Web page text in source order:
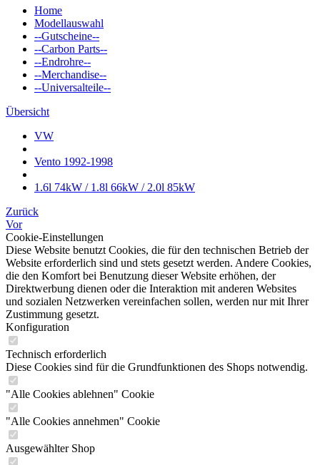
Home
Modellauswahl
--Gutscheine--
--Carbon Parts--
--Endrohre--
--Merchandise--
--Universalteile--
Übersicht
VW
Vento 1992-1998
1.6l 74kW / 1.8l 66kW / 2.0l 85kW
Zurück
Vor
Cookie-Einstellungen
Diese Website benutzt Cookies, die für den technischen Betrieb der
Website erforderlich sind und stets gesetzt werden. Andere Cookies,
die den Komfort bei Benutzung dieser Website erhöhen, der
Direktwerbung dienen oder die Interaktion mit anderen Websites
und sozialen Netzwerken vereinfachen sollen, werden nur mit Ihrer
Zustimmung gesetzt.
Konfiguration
Technisch erforderlich
Diese Cookies sind für die Grundfunktionen des Shops notwendig.
"Alle Cookies ablehnen" Cookie
"Alle Cookies annehmen" Cookie
Ausgewählter Shop